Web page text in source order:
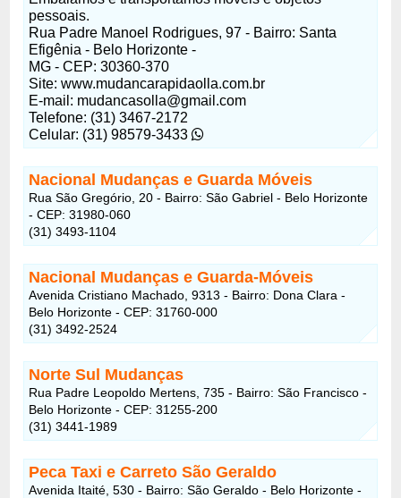
pessoais.
Rua Padre Manoel Rodrigues, 97 - Bairro: Santa
Efigênia - Belo Horizonte -
MG - CEP: 30360-370
Site: www.mudancarapidaolla.com.br
E-mail: mudancasolla@gmail.com
Telefone: (31) 3467-2172
Celular: (31) 98579-3433
Nacional Mudanças e Guarda Móveis
Rua São Gregório, 20 - Bairro: São Gabriel - Belo Horizonte
- CEP: 31980-060
(31) 3493-1104
Nacional Mudanças e Guarda-Móveis
Avenida Cristiano Machado, 9313 - Bairro: Dona Clara -
Belo Horizonte - CEP: 31760-000
(31) 3492-2524
Norte Sul Mudanças
Rua Padre Leopoldo Mertens, 735 - Bairro: São Francisco -
Belo Horizonte - CEP: 31255-200
(31) 3441-1989
Peca Taxi e Carreto São Geraldo
Avenida Itaité, 530 - Bairro: São Geraldo - Belo Horizonte -